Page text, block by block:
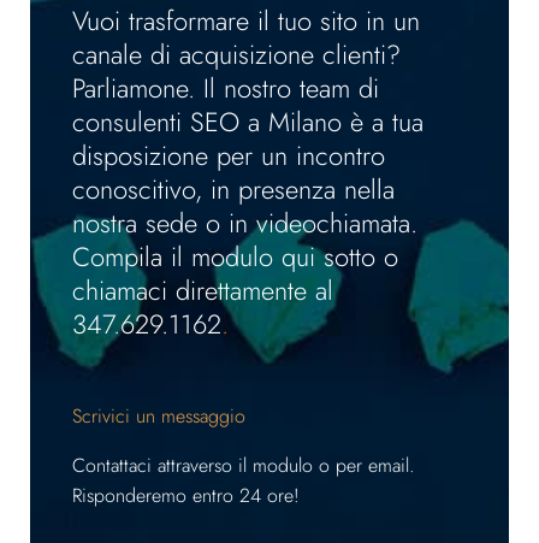
Vuoi trasformare il tuo sito in un
canale di acquisizione clienti?
Parliamone. Il nostro team di
consulenti SEO a Milano è a tua
disposizione per un incontro
conoscitivo, in presenza nella
nostra sede o in videochiamata.
Compila il modulo qui sotto o
chiamaci direttamente al
347.629.1162.
Scrivici un messaggio
Contattaci attraverso il modulo o per email.
Risponderemo entro 24 ore!